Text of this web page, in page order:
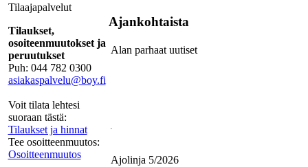
Tilaajapalvelut
Tilaukset,
osoiteenmuutokset ja
peruutukset
Puh: 044 782 0300
asiakaspalvelu@boy.fi
Voit tilata lehtesi
suoraan tästä:
Tilaukset ja hinnat
Tee osoitteenmuutos:
Osoitteenmuutos
Ajankohtaista
Alan parhaat uutiset
Ajolinja 5/2026